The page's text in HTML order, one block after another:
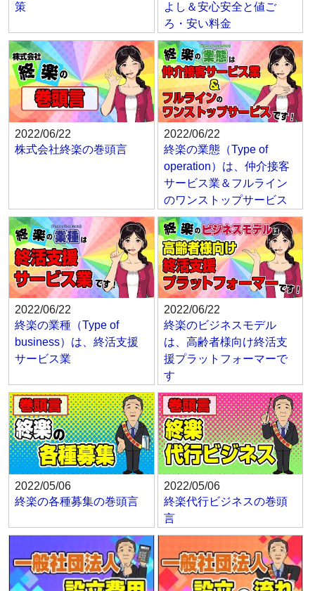
策
よし＆安心安全と値ご
ろ・安い料金
2022/06/22
株式会社終楽の巻頭言
2022/06/22
終楽の業態（Type of
operation）は、仲介接客
サービス業＆フルライン
のワンストップサービス
2022/06/22
終楽の業種（Type of
business）は、終活支援
サービス業
2022/06/22
終楽のビジネスモデル
は、高齢者様向け終活支
援プラットフォーマーで
す
2022/05/06
終楽の各種募集の巻頭言
2022/05/06
終楽代行ビジネスの巻頭
言